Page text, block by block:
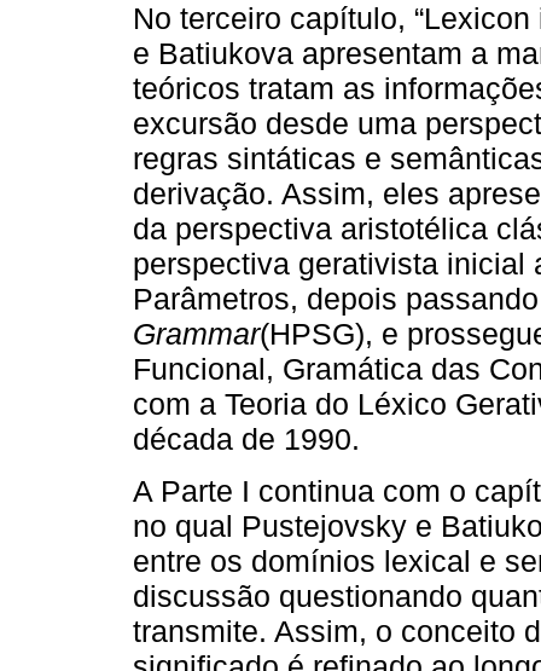
No terceiro capítulo,
e Batiukova apresentam a
teóricos tratam as
excursão desde uma
regras sintáticas e
derivação. Assim, eles
da perspectiva aristotélica
perspectiva gerativista inicial
Parâmetros, depois
Grammar(HPSG), e
Funcional, Gramática das
com a Teoria do Léxico
década de 1990.
A Parte I continua com o
no qual Pustejovsky e
entre os domínios lexical e
discussão questionando
transmite. Assim, o conceito